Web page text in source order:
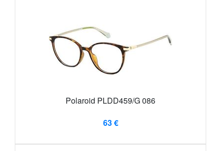
Polaroid PLDD459/G 086
63 €